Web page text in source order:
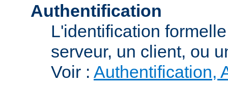
Authentification
L'identification
serveur, un client, ou
Voir : Authentification,